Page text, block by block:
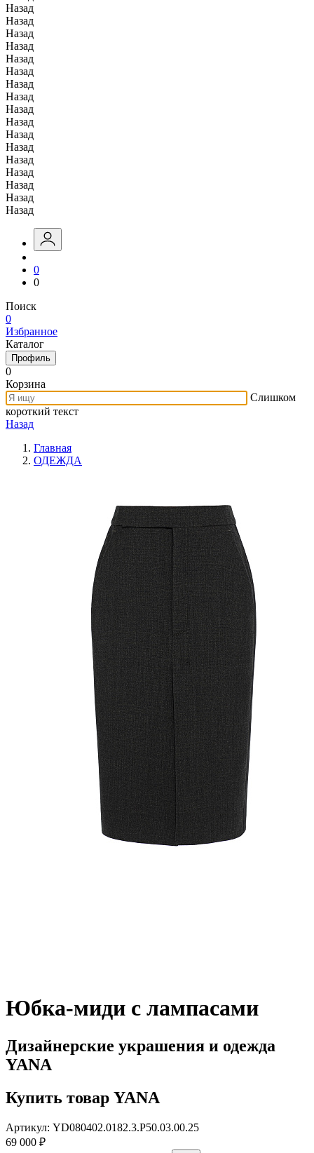
Назад
Назад
Назад
Назад
Назад
Назад
Назад
Назад
Назад
Назад
Назад
Назад
Назад
Назад
Назад
Назад
Назад
0
0
Поиск
0
Избранное
Каталог
Профиль
0
Корзина
Слишком
короткий текст
Назад
Главная
ОДЕЖДА
Юбка-миди с лампасами
Дизайнерские украшения и одежда
YANA
Купить товар YANA
Артикул: YD080402.0182.3.P50.03.00.25
69 000 ₽